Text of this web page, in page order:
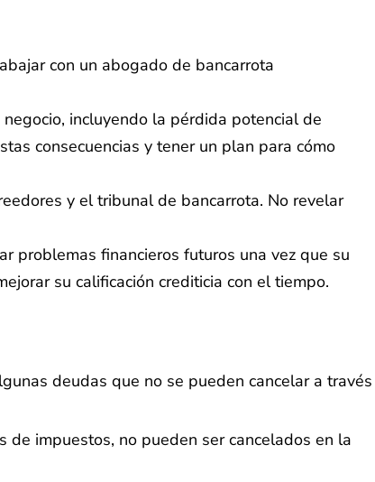
con un abogado de bancarrota
incluyendo la pérdida potencial de
consecuencias y tener un plan para cómo
y el tribunal de bancarrota. No revelar
problemas financieros futuros una vez que su
su calificación crediticia con el tiempo.
deudas que no se pueden cancelar a través
impuestos, no pueden ser cancelados en la